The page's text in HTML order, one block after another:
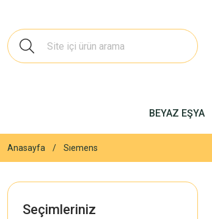
BEYAZ EŞYA
Anasayfa Sıemens
Seçimleriniz